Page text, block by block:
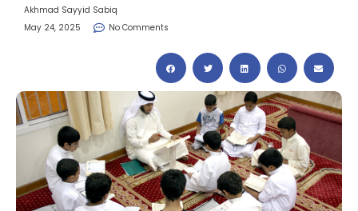
Akhmad Sayyid Sabiq
May 24, 2025
No Comments